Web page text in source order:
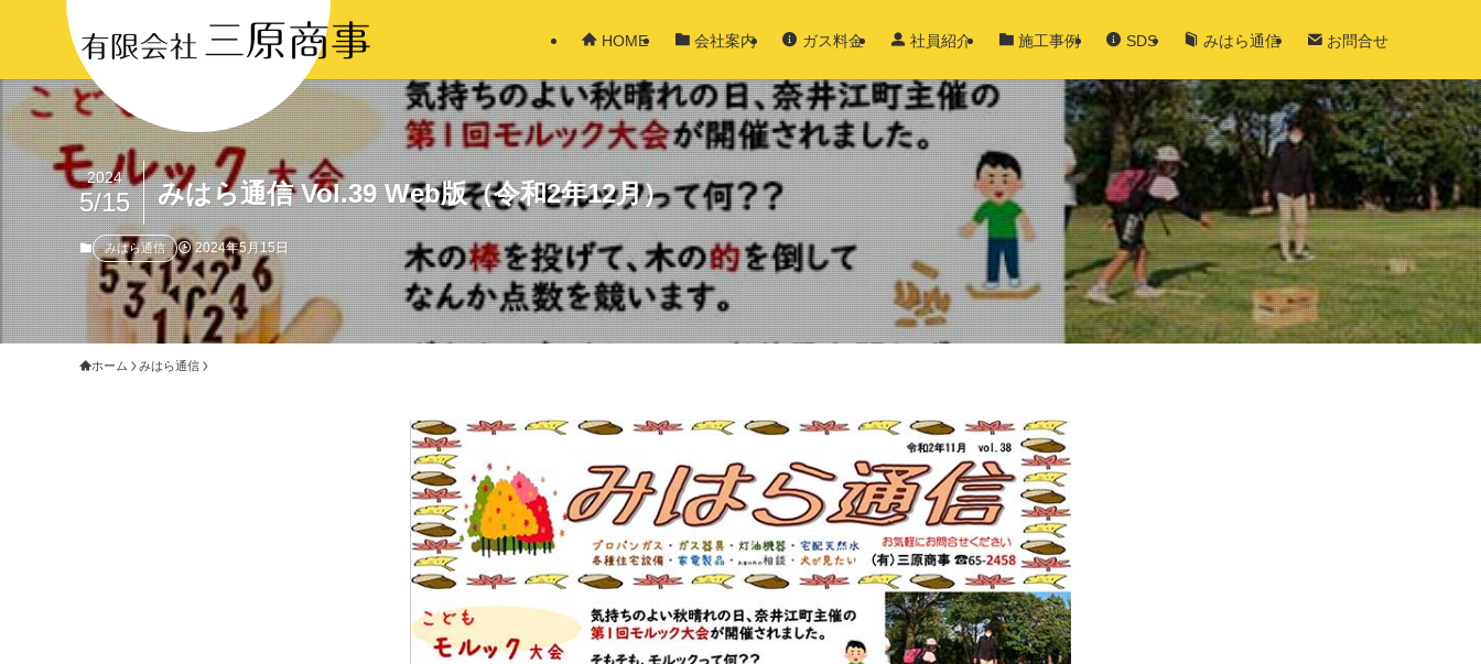
HOME 会社案内 ガス料金 社員紹介 施工事例 SDS みはら通信 お問合せ
みはら通信 Vol.39 Web版（令和2年12月）
2024
5/15
みはら通信 2024年5月15日
ホーム みはら通信